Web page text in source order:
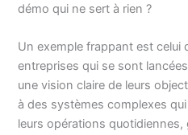
démo qui ne sert à rien ?
Un exemple frappant est celui
entreprises qui se sont
une vision claire de leurs
à des systèmes complexes
leurs opérations